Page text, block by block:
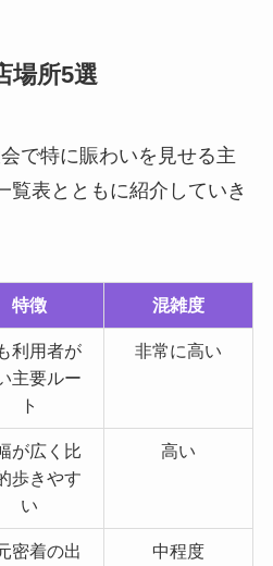
場所5選
で特に賑わいを見せる主
覧表とともに紹介していき
特徴 混雑度
利用者が
主要ルー
ト
非常に高い
が広く比
歩きやす
い
高い
密着の出
中程度